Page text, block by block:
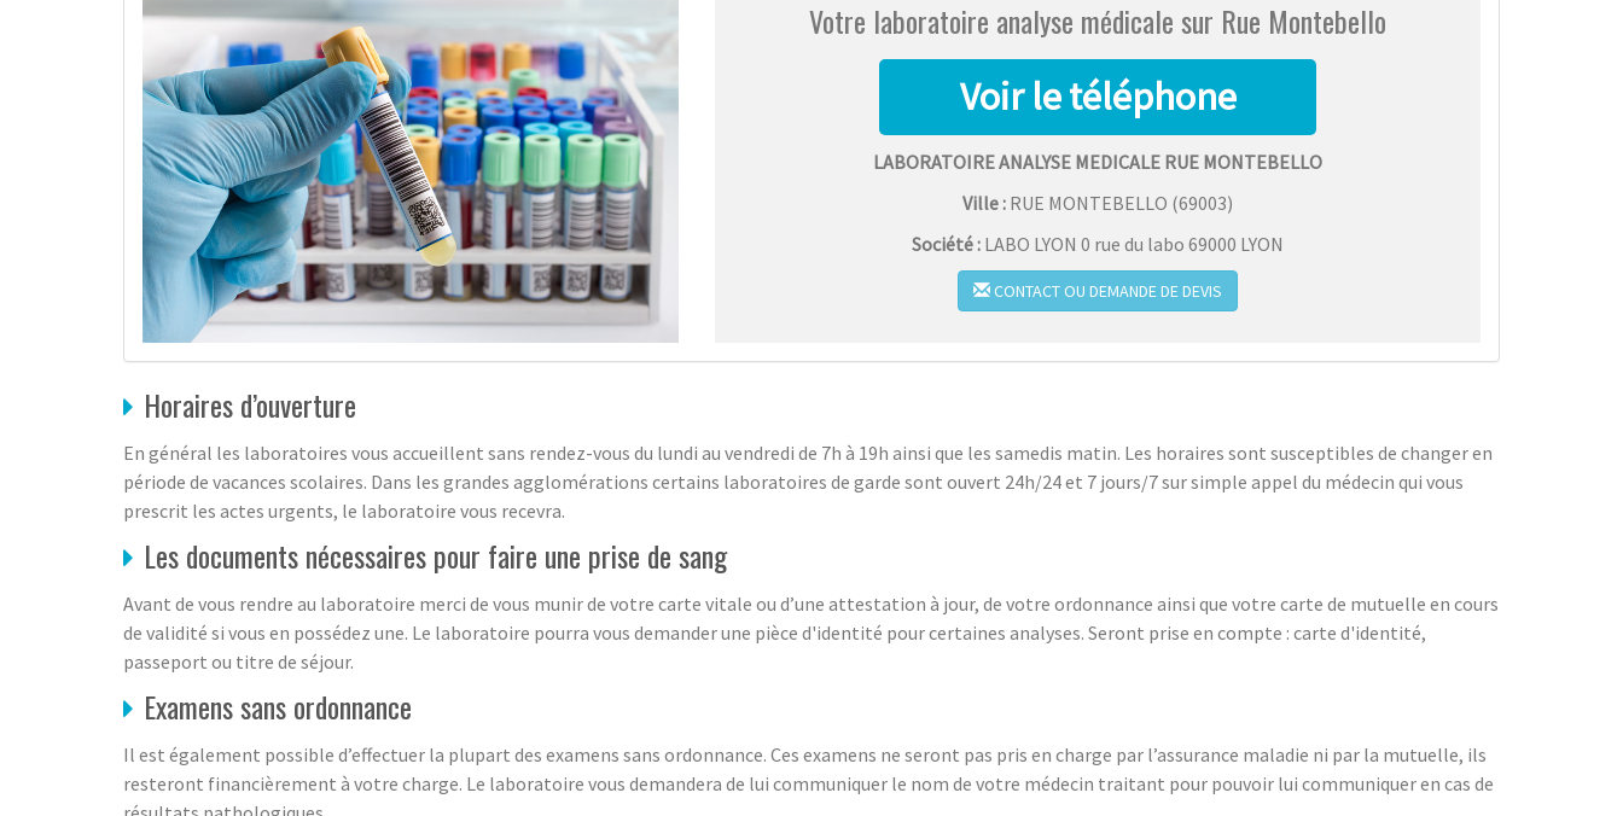
Votre laboratoire analyse médicale sur Rue Montebello
LABORATOIRE ANALYSE MEDICALE RUE MONTEBELLO
Ville : RUE MONTEBELLO (69003)
Société : LABO LYON 0 rue du labo 69000 LYON
CONTACT OU DEMANDE DE DEVIS
Horaires d’ouverture
En général les laboratoires vous accueillent sans rendez-vous du lundi au vendredi de 7h à 19h ainsi que les samedis matin. Les horaires sont susceptibles de changer en
période de vacances scolaires. Dans les grandes agglomérations certains laboratoires de garde sont ouvert 24h/24 et 7 jours/7 sur simple appel du médecin qui vous
prescrit les actes urgents, le laboratoire vous recevra.
Les documents nécessaires pour faire une prise de sang
Avant de vous rendre au laboratoire merci de vous munir de votre carte vitale ou d’une attestation à jour, de votre ordonnance ainsi que votre carte de mutuelle en cours
de validité si vous en possédez une. Le laboratoire pourra vous demander une pièce d'identité pour certaines analyses. Seront prise en compte : carte d'identité,
passeport ou titre de séjour.
Examens sans ordonnance
Il est également possible d’effectuer la plupart des examens sans ordonnance. Ces examens ne seront pas pris en charge par l’assurance maladie ni par la mutuelle, ils
resteront financièrement à votre charge. Le laboratoire vous demandera de lui communiquer le nom de votre médecin traitant pour pouvoir lui communiquer en cas de